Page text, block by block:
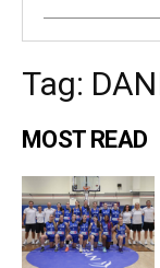
Tag:
MOST READ